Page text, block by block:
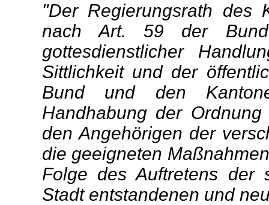
"Der Regierungsrath des
nach Art. 59 der
gottesdienstlicher
Sittlichkeit und der
Bund und den
Handhabung der
den Angehörigen der
die geeigneten
Folge des Auftretens der
Stadt entstandenen und